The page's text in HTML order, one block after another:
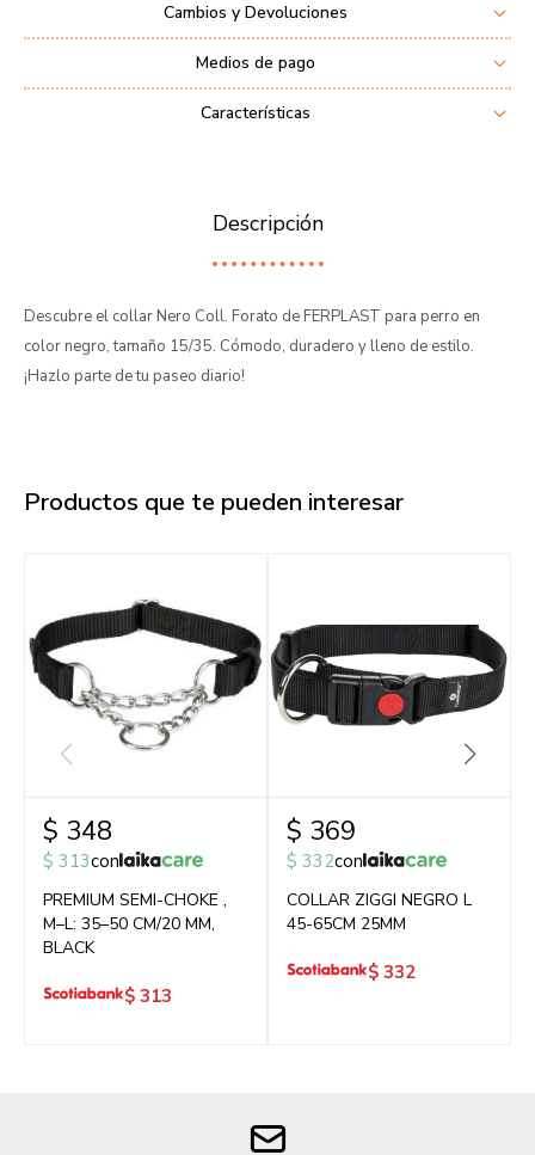
Cambios y Devoluciones
Medios de pago
Características
Descripción
Descubre el collar Nero Coll. Forato de FERPLAST para perro en
color negro, tamaño 15/35. Cómodo, duradero y lleno de estilo.
¡Hazlo parte de tu paseo diario!
Productos que te pueden interesar
$ 348
$ 313con
PREMIUM SEMI-CHOKE ,
M–L: 35–50 CM/20 MM,
BLACK
$ 313
$ 369
$ 332con
COLLAR ZIGGI NEGRO L
45-65CM 25MM
$ 332